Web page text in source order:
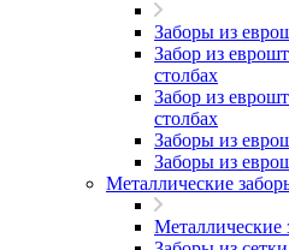
Заборы из
Забор из
столбах
Забор из
столбах
Заборы из
Заборы из
Металлические
Металлические